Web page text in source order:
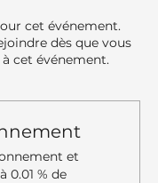
cet événement.
dès que vous
cet événement.
et
0.01 % de